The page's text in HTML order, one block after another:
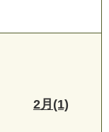
2月(1)